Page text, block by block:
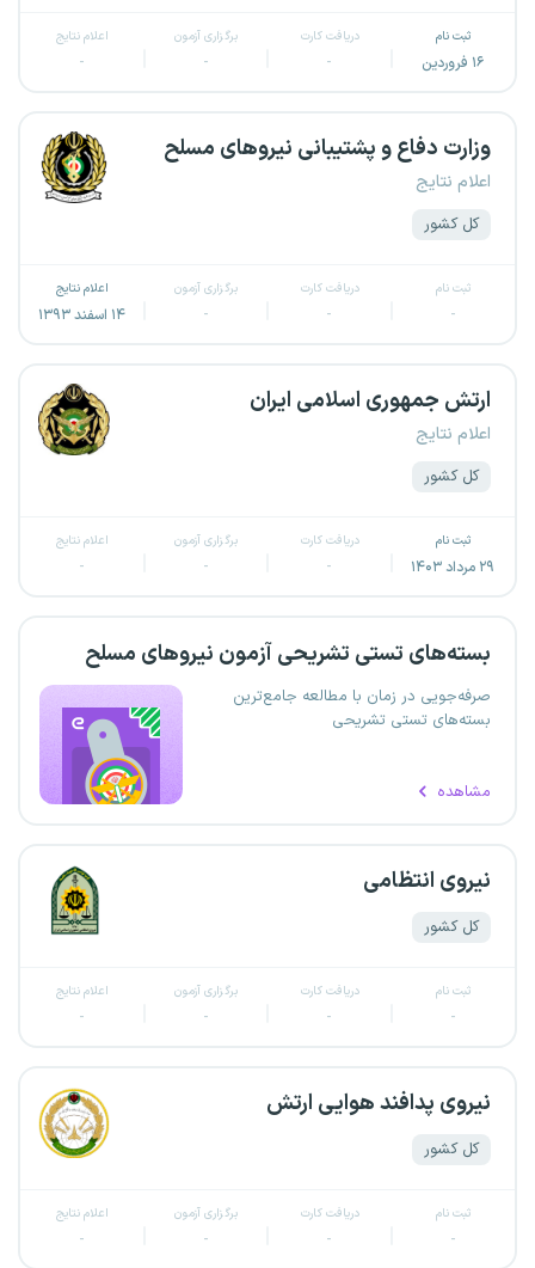
ثبت نام
۱۶ فروردین
دریافت کارت
-
برگزاری آزمون
-
اعلام نتایج
-
وزارت دفاع و پشتیبانی نیروهای مسلح
اعلام نتایج
کل کشور
ثبت نام
-
دریافت کارت
-
برگزاری آزمون
-
اعلام نتایج
۱۴ اسفند ۱۳۹۳
ارتش جمهوری اسلامی ایران
اعلام نتایج
کل کشور
ثبت نام
۲۹ مرداد ۱۴۰۳
دریافت کارت
-
برگزاری آزمون
-
اعلام نتایج
-
بسته‌های تستی تشریحی آزمون نیروهای مسلح
صرفه‌جویی در زمان با مطالعه جامع‌ترین
بسته‌های تستی تشریحی
مشاهده
نیروی انتظامی
کل کشور
ثبت نام
-
دریافت کارت
-
برگزاری آزمون
-
اعلام نتایج
-
نیروی پدافند هوایی ارتش
کل کشور
ثبت نام
-
دریافت کارت
-
برگزاری آزمون
-
اعلام نتایج
-